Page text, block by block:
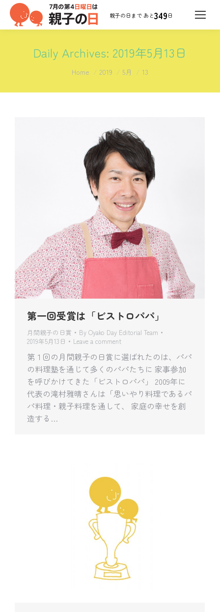
349日
Daily Archives: 2019年5月13日
You are here:
Home 2019 5月 13
第一回受賞は「ビストロパパ」
月間親子の日賞 By Oyako Day Editorial Team
2019年5月13日
Leave a comment
第１回の月間親子の日賞に選ばれたのは、パパ
の料理塾を通じて多くのパパたちに 家事参加
を呼びかけてきた「ビストロパパ」 2009年に
代表の滝村雅晴さんは「思いやり料理であるパ
パ料理・親子料理を通して、 家庭の幸せを創
造する…